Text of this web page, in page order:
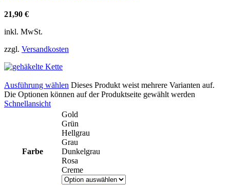
21,90 €
inkl. MwSt.
zzgl. Versandkosten
Ausführung wählen Dieses Produkt weist mehrere Varianten auf.
Die Optionen können auf der Produktseite gewählt werden
Schnellansicht
Farbe
Gold
Grün
Hellgrau
Grau
Dunkelgrau
Rosa
Creme